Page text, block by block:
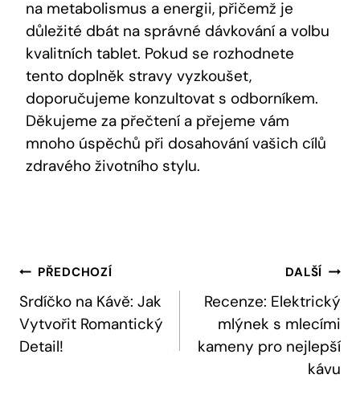
na metabolismus a energii, přičemž je
důležité dbát na správné dávkování a volbu
kvalitních tablet. Pokud se rozhodnete
tento doplněk stravy vyzkoušet,
doporučujeme konzultovat s odborníkem.
Děkujeme za přečtení a přejeme vám
mnoho úspěchů při dosahování vašich cílů
zdravého životního stylu.
Navigace
Pro
Příspěvek
PŘEDCHOZÍ
Srdíčko na Kávě: Jak
Vytvořit Romantický
Detail!
DALŠÍ
Recenze: Elektrický
mlýnek s mlecími
kameny pro nejlepší
kávu